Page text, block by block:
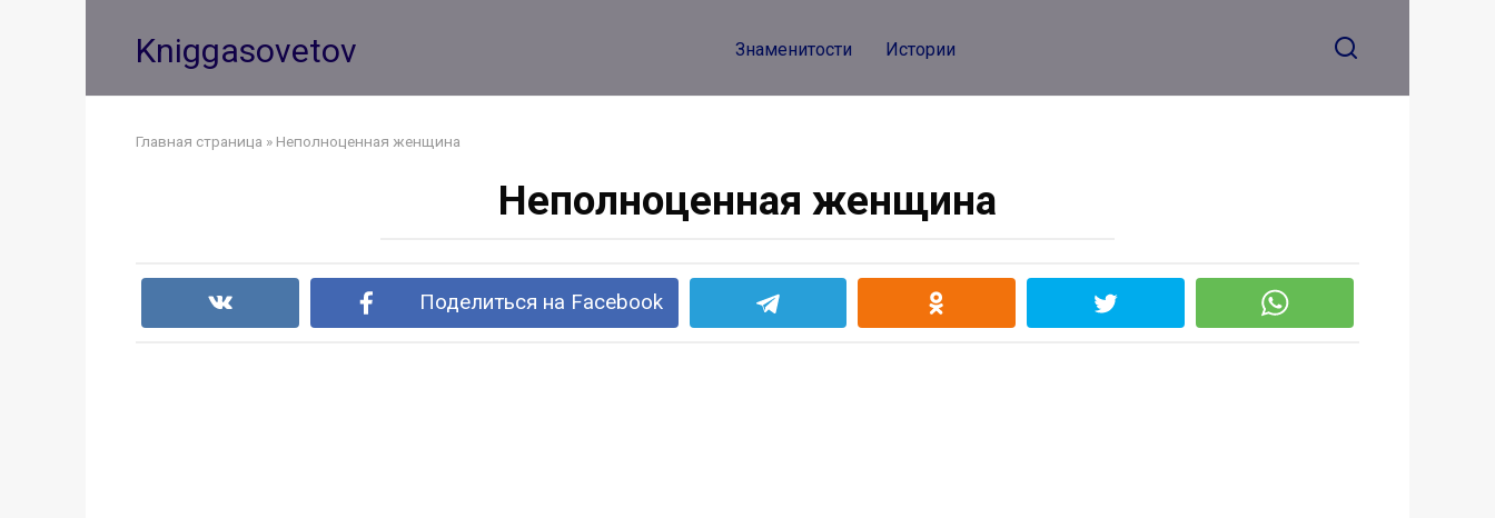
Kniggasovetov Знаменитости Истории
Главная страница » Неполноценная женщина
Неполноценная женщина
Поделиться на Facebook